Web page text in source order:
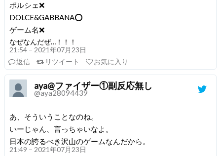
ポルシェ❌
DOLCE&GABBANA⭕
ゲーム名❌
なぜなんだぜ…！！！
21:54 – 2021年07月23日
返信
リツイート お気に入り
aya@ファイザー①副反応無し
@aya28094439
あ、そういうことなのね。
いーじゃん、言っちゃいなよ。
日本の誇るべき沢山のゲームなんだから。
21:49 – 2021年07月23日